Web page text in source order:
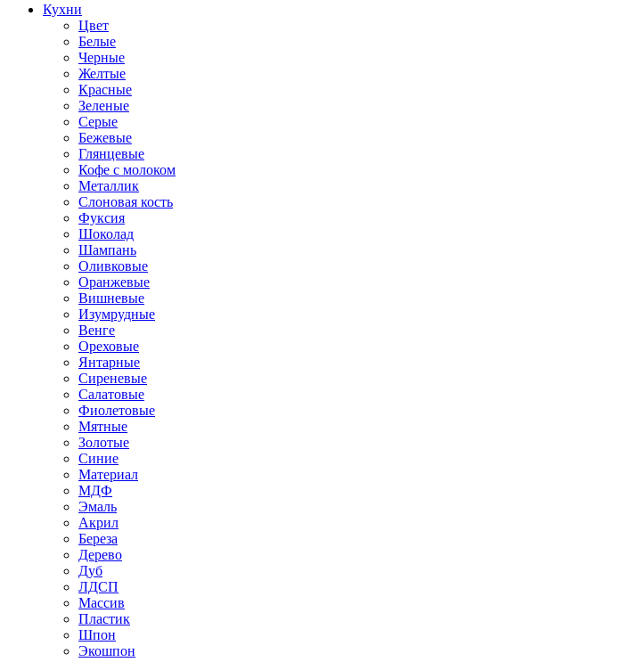
Кухни
Цвет
Белые
Черные
Желтые
Красные
Зеленые
Серые
Бежевые
Глянцевые
Кофе с молоком
Металлик
Слоновая кость
Фуксия
Шоколад
Шампань
Оливковые
Оранжевые
Вишневые
Изумрудные
Венге
Ореховые
Янтарные
Сиреневые
Салатовые
Фиолетовые
Мятные
Золотые
Синие
Материал
МДФ
Эмаль
Акрил
Береза
Дерево
Дуб
ЛДСП
Массив
Пластик
Шпон
Экошпон